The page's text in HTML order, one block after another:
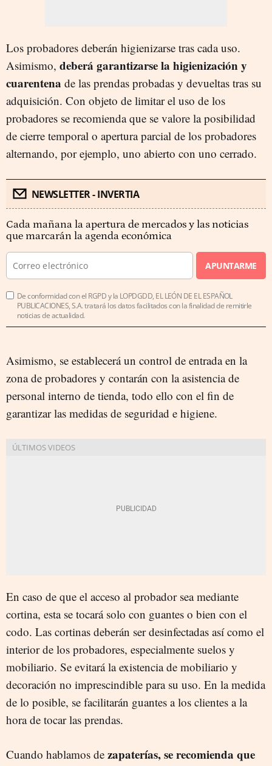
Los probadores deberán higienizarse tras cada uso.
Asimismo, deberá garantizarse la higienización y
cuarentena de las prendas probadas y devueltas tras su
adquisición. Con objeto de limitar el uso de los
probadores se recomienda que se valore la posibilidad
de cierre temporal o apertura parcial de los probadores
alternando, por ejemplo, uno abierto con uno cerrado.
NEWSLETTER - INVERTIA
Cada mañana la apertura de mercados y las noticias
que marcarán la agenda económica
APUNTARME
De conformidad con el RGPD y la LOPDGDD, EL LEÓN DE EL ESPAÑOL
PUBLICACIONES, S.A. tratará los datos facilitados con la finalidad de remitirle
noticias de actualidad.
Asimismo, se establecerá un control de entrada en la
zona de probadores y contarán con la asistencia de
personal interno de tienda, todo ello con el fin de
garantizar las medidas de seguridad e higiene.
En caso de que el acceso al probador sea mediante
cortina, esta se tocará solo con guantes o bien con el
codo. Las cortinas deberán ser desinfectadas así como el
interior de los probadores, especialmente suelos y
mobiliario. Se evitará la existencia de mobiliario y
decoración no imprescindible para su uso. En la medida
de lo posible, se facilitarán guantes a los clientes a la
hora de tocar las prendas.
Cuando hablamos de zapaterías, se recomienda que